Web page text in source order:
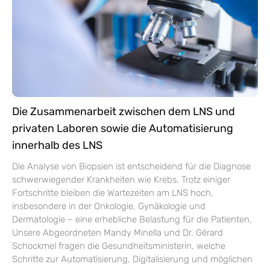
Die Zusammenarbeit zwischen dem LNS und
privaten Laboren sowie die Automatisierung
innerhalb des LNS
Die Analyse von Biopsien ist entscheidend für die Diagnose
schwerwiegender Krankheiten wie Krebs. Trotz einiger
Fortschritte bleiben die Wartezeiten am LNS hoch,
insbesondere in der Onkologie, Gynäkologie und
Dermatologie – eine erhebliche Belastung für die Patienten.
Unsere Abgeordneten Mandy Minella und Dr. Gérard
Schockmel fragen die Gesundheitsministerin, welche
Schritte zur Automatisierung, Digitalisierung und möglichen